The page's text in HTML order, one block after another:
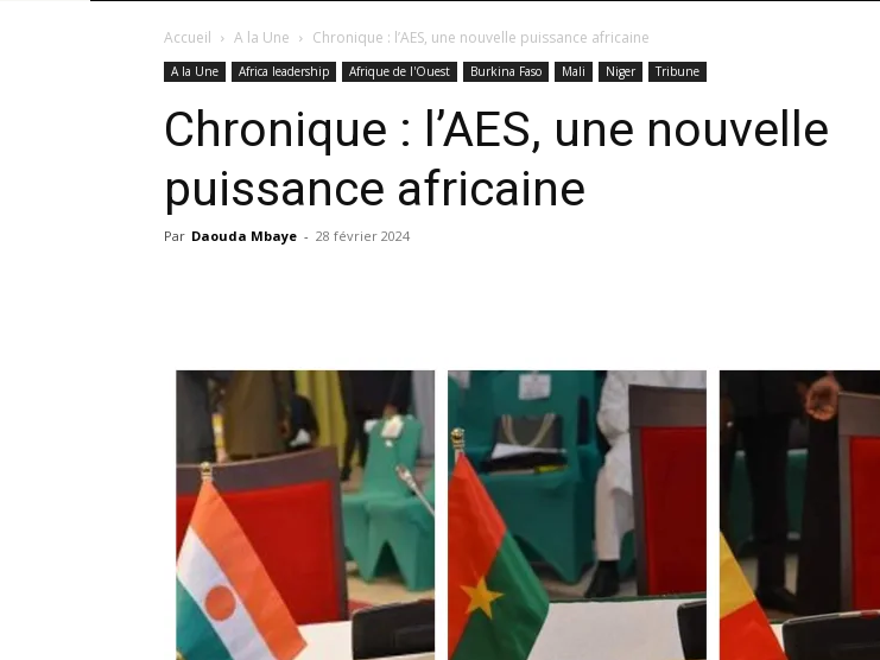
Accueil A la Une Chronique : l’AES, une nouvelle puissance africaine
A la Une Africa leadership Afrique de l'Ouest Burkina Faso Mali Niger Tribune
Chronique : l’AES, une nouvelle
puissance africaine
Par Daouda Mbaye - 28 février 2024